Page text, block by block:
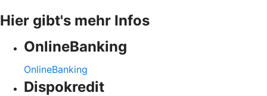
Hier gibt's mehr Infos
OnlineBanking
OnlineBanking
Dispokredit